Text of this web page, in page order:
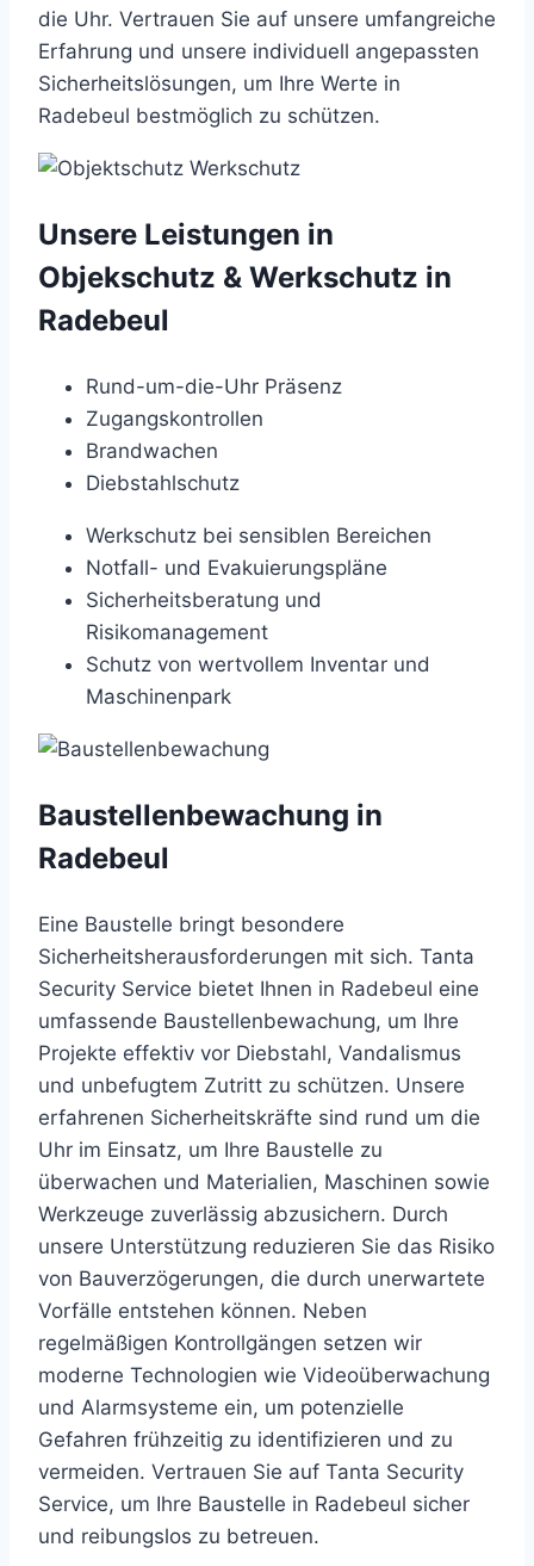
die Uhr. Vertrauen Sie auf unsere umfangreiche
Erfahrung und unsere individuell angepassten
Sicherheitslösungen, um Ihre Werte in
Radebeul bestmöglich zu schützen.
Unsere Leistungen in
Objekschutz & Werkschutz in
Radebeul
Rund-um-die-Uhr Präsenz
Zugangskontrollen
Brandwachen
Diebstahlschutz
Werkschutz bei sensiblen Bereichen
Notfall- und Evakuierungspläne
Sicherheitsberatung und
Risikomanagement
Schutz von wertvollem Inventar und
Maschinenpark
Baustellenbewachung in
Radebeul
Eine Baustelle bringt besondere
Sicherheitsherausforderungen mit sich. Tanta
Security Service bietet Ihnen in Radebeul eine
umfassende Baustellenbewachung, um Ihre
Projekte effektiv vor Diebstahl, Vandalismus
und unbefugtem Zutritt zu schützen. Unsere
erfahrenen Sicherheitskräfte sind rund um die
Uhr im Einsatz, um Ihre Baustelle zu
überwachen und Materialien, Maschinen sowie
Werkzeuge zuverlässig abzusichern. Durch
unsere Unterstützung reduzieren Sie das Risiko
von Bauverzögerungen, die durch unerwartete
Vorfälle entstehen können. Neben
regelmäßigen Kontrollgängen setzen wir
moderne Technologien wie Videoüberwachung
und Alarmsysteme ein, um potenzielle
Gefahren frühzeitig zu identifizieren und zu
vermeiden. Vertrauen Sie auf Tanta Security
Service, um Ihre Baustelle in Radebeul sicher
und reibungslos zu betreuen.